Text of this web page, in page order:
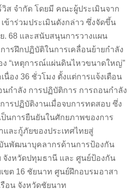
วิส จำกัด โดยมี คณะผู้ประเมินจาก
เข้าร่วมประเมินดังกล่าว ซึ่งจัดขึ้น
. 68 และสนับสนุนการวางแผน
รฝึกปฏิบัติในการเคลื่อนย้ายกำลัง
“เหตุการณ์แผ่นดินไหวขนาดใหญ่”
อง 36 ชั่วโมง ตั้งแต่การแจ้งเตือน
กำลัง การปฏิบัติการ การถอนกำลัง
ารปฏิบัติงานเมื่อจบการทดสอบ ซึ่ง
ป็นการยืนยันในศักยภาพของการ
ละกู้ภัยของประเทศไทยสู่
นพัฒนาบุคลากรด้านการป้องกัน
จังหวัดปทุมธานี และ ศูนย์ป้องกัน
ขต 16 ชัยนาท ศูนย์ฝึกอบรมอาสา
อน จังหวัดชัยนาท